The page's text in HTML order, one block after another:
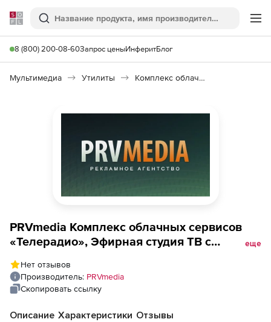
Softline
Поиск
8 (800) 200-08-60Запрос ценыИнферитБлог
Мультимедиа Утилиты Комплекс облачных сервисов «Телерадио»
PRVmedia Комплекс облачных сервисов
«Телерадио», Эфирная студия ТВ с
техподдержкой на 1 час), трафик 8 тБ
еще
Нет отзывов
Производитель: PRVmedia
Скопировать ссылку
Описание Характеристики Отзывы